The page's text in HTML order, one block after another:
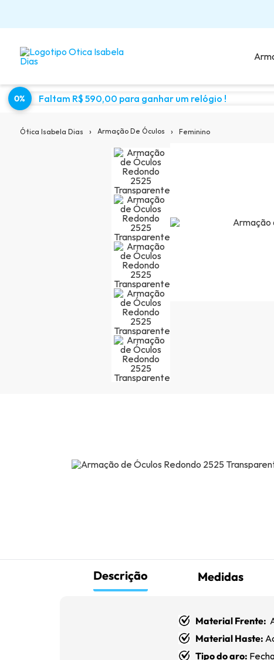
0% Faltam R$ 590,00 para ganhar um relógio !
Ótica Isabela Dias › Armação De Óculos › Feminino
Descrição Medidas
Material Frente:
Material Haste:
Tipo do aro: